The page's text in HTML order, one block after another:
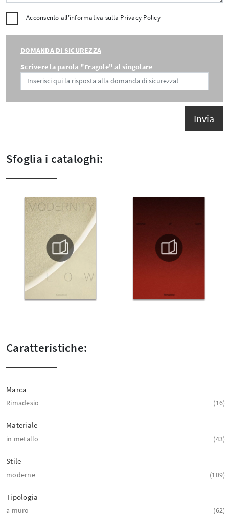
Acconsento all'informativa sulla Privacy Policy
DOMANDA DI SICUREZZA
Scrivere la parola "Fragole" al singolare
Invia
Sfoglia i cataloghi:
Caratteristiche:
Marca
Rimadesio 16
Materiale
in metallo 43
Stile
moderne 109
Tipologia
a muro 62